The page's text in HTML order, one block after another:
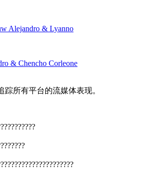
Alejandro & Lyanno
& Chencho Corleone
所有平台的流媒体表现。